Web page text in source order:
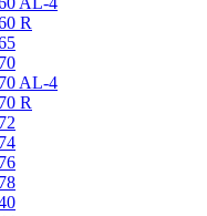
R
AL-4
R